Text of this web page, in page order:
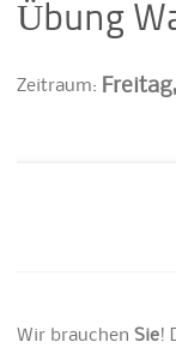
Übung
Zeitraum:
Wir brauchenSie!